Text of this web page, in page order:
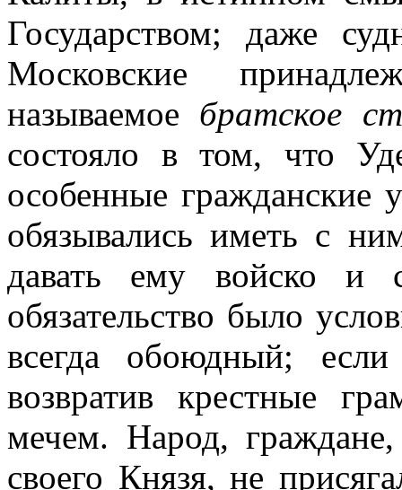
Государством; даже
Московские
называемое братское
состояло в том, что
особенные гражданские
обязывались иметь с
давать ему войско и
обязательство было
всегда обоюдный;
возвратив крестные
мечем. Народ,
своего Князя, не